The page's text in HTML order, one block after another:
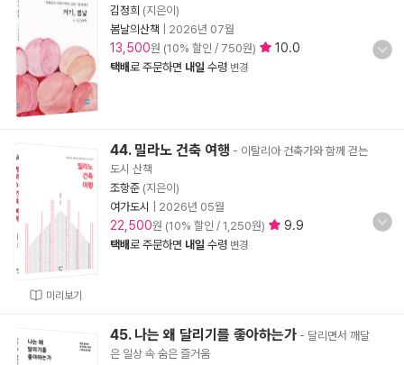
김정희 (지은이)
봄날의산책
2026년 07월
13,500원 (10% 할인 / 750원) 10.0
택배로 주문하면 내일 수령 변경
미리보기
44. 밀라노 건축 여행 - 이탈리아 건축가와 함께 걷는
도시 산책
조항준 (지은이)
여가도시
2026년 05월
22,500원 (10% 할인 / 1,250원) 9.9
택배로 주문하면 내일 수령 변경
45. 나는 왜 달리기를 좋아하는가 - 달리면서 깨달
은 일상 속 숨은 즐거움